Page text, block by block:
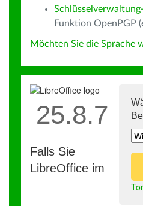
Funktion OpenPGP
Möchten Sie die Sprache
25.8.7
Falls Sie
LibreOffice im